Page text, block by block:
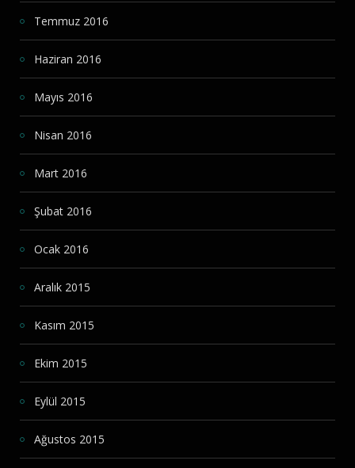
Temmuz 2016
Haziran 2016
Mayıs 2016
Nisan 2016
Mart 2016
Şubat 2016
Ocak 2016
Aralık 2015
Kasım 2015
Ekim 2015
Eylül 2015
Ağustos 2015